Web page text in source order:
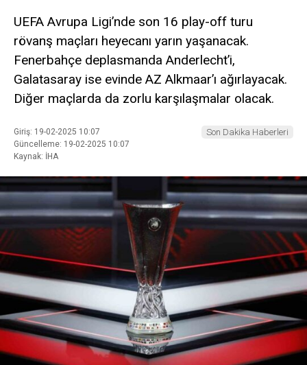
UEFA Avrupa Ligi’nde son 16 play-off turu
rövanş maçları heyecanı yarın yaşanacak.
Fenerbahçe deplasmanda Anderlecht’i,
Galatasaray ise evinde AZ Alkmaar’ı ağırlayacak.
Diğer maçlarda da zorlu karşılaşmalar olacak.
Giriş: 19-02-2025 10:07
Güncelleme: 19-02-2025 10:07
Kaynak: İHA
Son Dakika Haberleri